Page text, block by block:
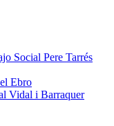
Social Pere Tarrés
Ebro
Vidal i Barraquer